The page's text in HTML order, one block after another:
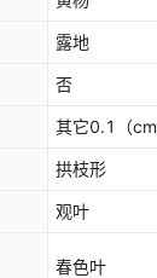
露地
否
其它0.1 （cm
拱枝形
观叶
春色叶